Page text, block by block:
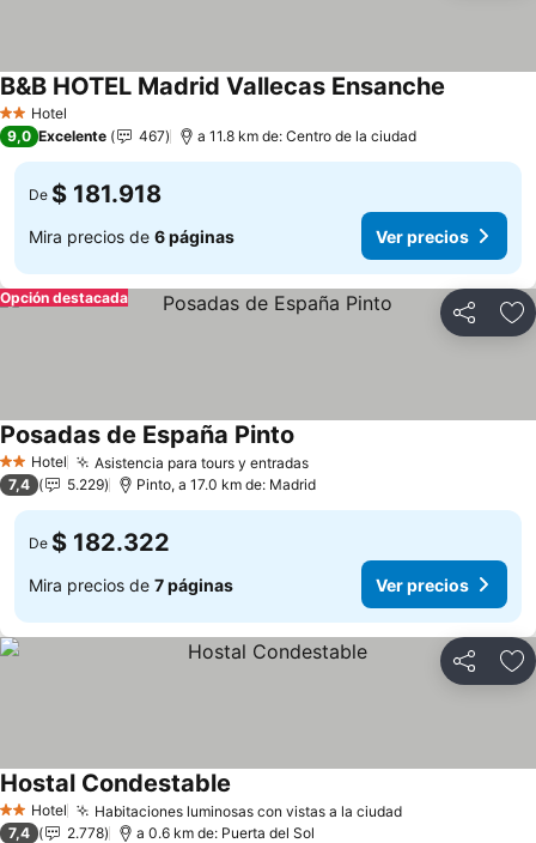
2 Estrellas
Hotel
B&B HOTEL Madrid Vallecas Ensanche
9,0 Excelente 467 a 11.8 km de: Centro de la ciudad
De $ 181.918
Mira precios de 6 páginas Ver precios
Compartir
Opción destacada
2 Estrellas
Hotel Asistencia para tours y entradasVer precios
Posadas de España Pinto
7,4 5.229 Pinto, a 17.0 km de: Madrid
De $ 182.322
Mira precios de 7 páginas Ver precios
Compartir
2 Estrellas
Hotel Habitaciones luminosas con vistas a la ciudadVer precios
Hostal Condestable
7,4 2.778 a 0.6 km de: Puerta del Sol